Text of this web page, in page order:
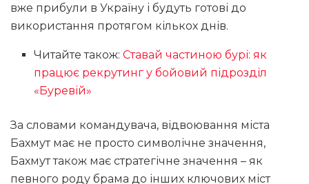
вже прибули в Україну і будуть готові до
використання протягом кількох днів.
Читайте також:Ставай частиною бурі: як
працює рекрутинг у бойовий підрозділ
«Буревій»
За словами командувача, відвоювання міста
Бахмут має не просто символічне значення,
Бахмут також має стратегічне значення – як
певного роду брама до інших ключових міст